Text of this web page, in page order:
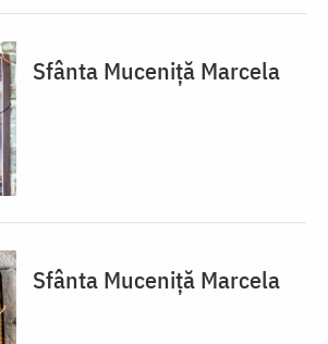
Sfânta Muceniță Marcela
Sfânta Muceniță Marcela